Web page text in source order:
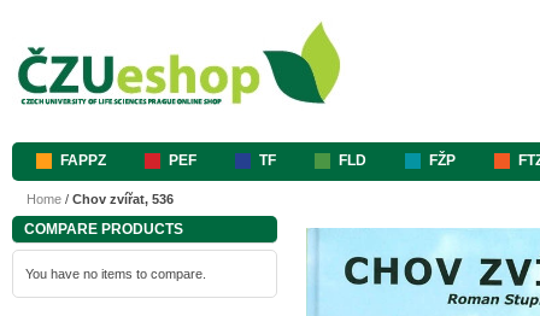
FAPPZ PEF TF FLD FŽP
Home / Chov zvířat, 536
COMPARE PRODUCTS
You have no items to compare.